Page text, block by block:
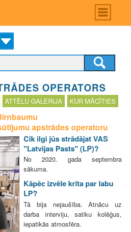
Main
menu
OPERATORS
ATTĒLU GALERIJA KUR MĀCĪTIES
apstrādes operatoru
Cik ilgi jūs strādājat VAS
"Latvijas Pasts" (LP)?
No 2020. gada septembra
sākuma.
Kāpēc izvēle krita par labu
LP?
Tā bija nejaušība. Atnācu uz
darba interviju, satiku kolēģus,
iepatikās atmosfēra.